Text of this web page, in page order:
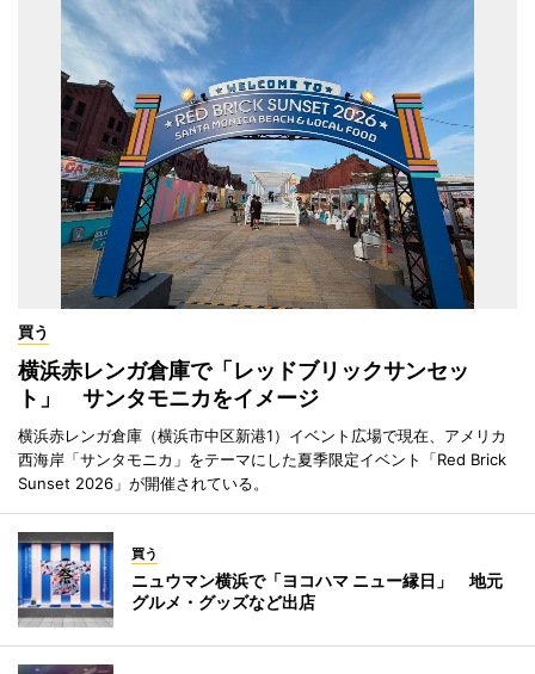
買う
横浜赤レンガ倉庫で「レッドブリックサンセッ
ト」 サンタモニカをイメージ
横浜赤レンガ倉庫（横浜市中区新港1）イベント広場で現在、アメリカ
西海岸「サンタモニカ」をテーマにした夏季限定イベント「Red Brick
Sunset 2026」が開催されている。
買う
ニュウマン横浜で「ヨコハマ ニュー縁日」 地元
グルメ・グッズなど出店